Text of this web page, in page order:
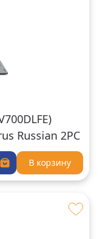
Russian 2PC
В корзину